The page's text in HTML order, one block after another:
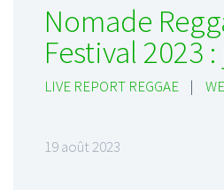
Nomade
Festival 2023
LIVE REPORT REGGAE |
19 août 2023